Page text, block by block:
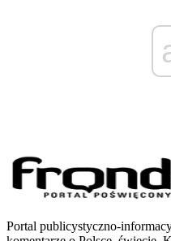
Portal publicystyczno-